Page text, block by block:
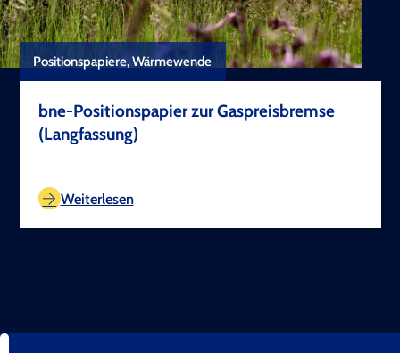
Positionspapiere, Wärmewende
bne-Positionspapier zur Gaspreisbremse
(Langfassung)
Weiterlesen